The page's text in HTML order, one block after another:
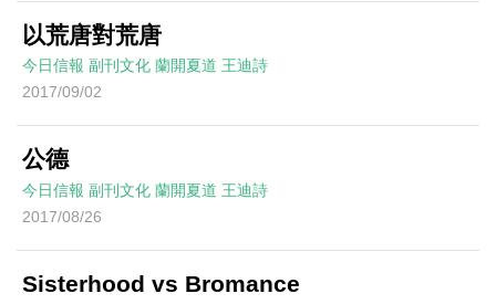
以荒唐對荒唐
今日信報 副刊文化 蘭開夏道 王迪詩
2017/09/02
公德
今日信報 副刊文化 蘭開夏道 王迪詩
2017/08/26
Sisterhood vs Bromance